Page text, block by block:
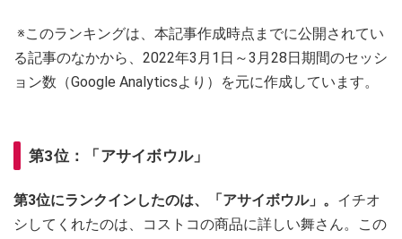
※このランキングは、本記事作成時点までに公開されてい
る記事のなかから、2022年3月1日～3月28日期間のセッシ
ョン数（Google Analyticsより）を元に作成しています。
第3位：「アサイボウル」
第3位にランクインしたのは、「アサイボウル」。 イチオ
シしてくれたのは、コストコの商品に詳しい舞さん。この